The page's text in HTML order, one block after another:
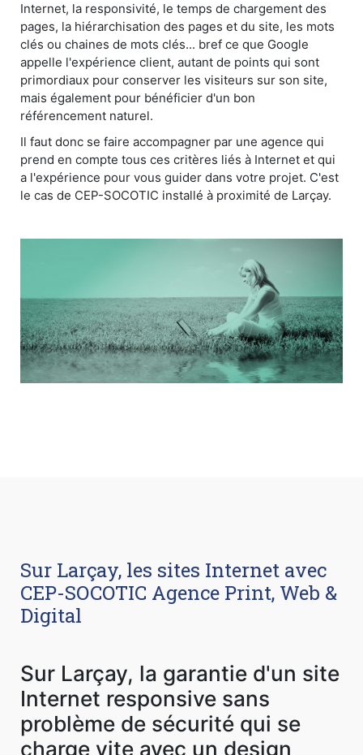
Internet, la responsivité, le temps de chargement des
pages, la hiérarchisation des pages et du site, les mots
clés ou chaines de mots clés... bref ce que Google
appelle l'expérience client, autant de points qui sont
primordiaux pour conserver les visiteurs sur son site,
mais également pour bénéficier d'un bon
référencement naturel.
Il faut donc se faire accompagner par une agence qui
prend en compte tous ces critères liés à Internet et qui
a l'expérience pour vous guider dans votre projet. C'est
le cas de CEP-SOCOTIC installé à proximité de Larçay.
Sur Larçay, les sites Internet avec
CEP-SOCOTIC Agence Print, Web &
Digital
Sur Larçay, la garantie d'un site
Internet responsive sans
problème de sécurité qui se
charge vite avec un design